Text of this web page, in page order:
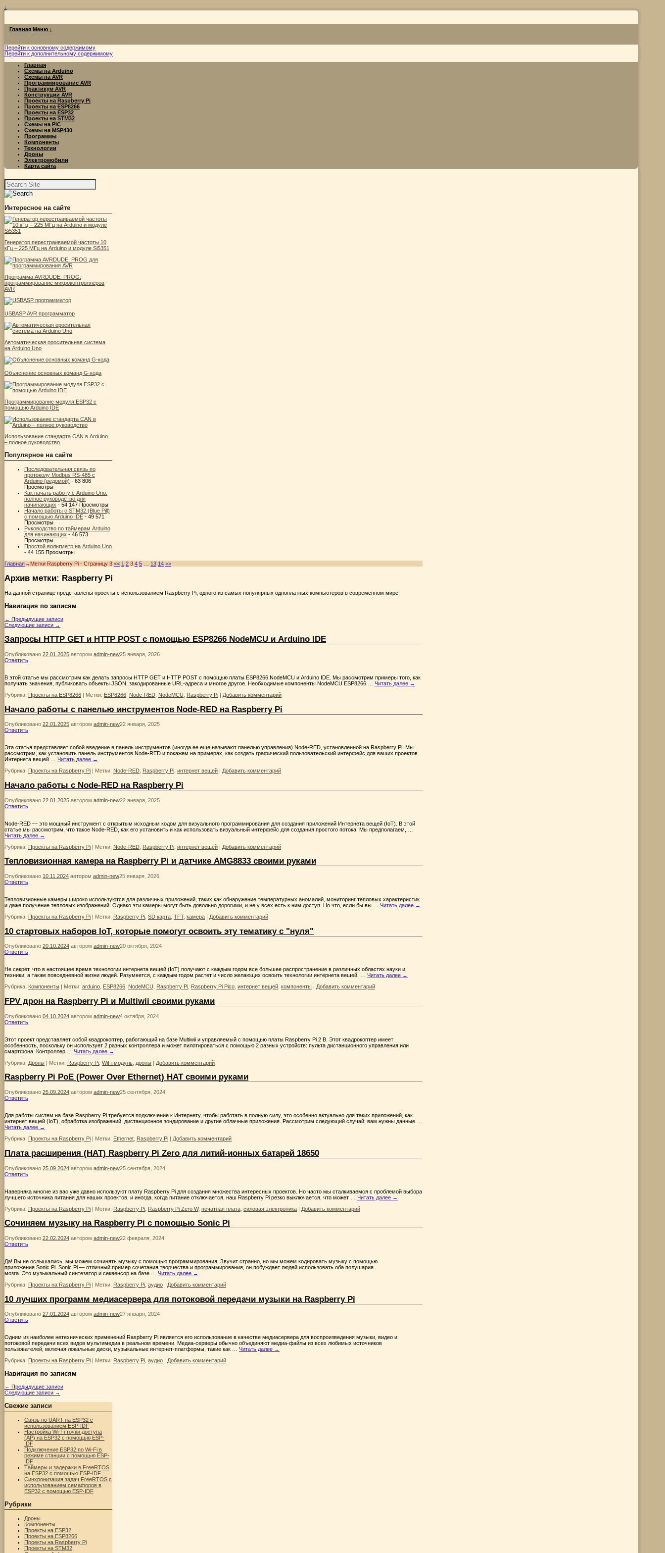
↓
Главная Меню ↓
Перейти к основному содержимому
Перейти к дополнительному содержимому
Главная
Схемы на Arduino
Схемы на AVR
Программирование AVR
Практикум AVR
Конструкции AVR
Проекты на Raspberry Pi
Проекты на ESP8266
Проекты на ESP32
Проекты на STM32
Схемы на PIC
Схемы на MSP430
Программы
Компоненты
Технологии
Дроны
Электромобили
Карта сайта
Найти:
Интересное на сайте
Генератор перестраиваемой частоты 10
кГц – 225 МГц на Arduino и модуле Si5351
Программа AVRDUDE_PROG:
программирование микроконтроллеров
AVR
USBASP AVR программатор
Автоматическая оросительная система
на Arduino Uno
Объяснение основных команд G-кода
Программирование модуля ESP32 с
помощью Arduino IDE
Использование стандарта CAN в Arduino
– полное руководство
Популярное на сайте
Последовательная связь по
протоколу Modbus RS-485 с
Arduino (ведомой) - 63 806
Просмотры
Как начать работу с Arduino Uno:
полное руководство для
начинающих - 54 147 Просмотры
Начало работы с STM32 (Blue Pill)
с помощью Arduino IDE - 49 571
Просмотры
Руководство по таймерам Arduino
для начинающих - 46 573
Просмотры
Простой вольтметр на Arduino Uno
- 44 155 Просмотры
Главная→Метки Raspberry Pi - Страницу 3 << 1 2 3 4 5 … 13 14 >>
Архив метки: Raspberry Pi
На данной странице представлены проекты с использованием Raspberry Pi, одного из самых популярных одноплатных компьютеров в современном мире
Навигация по записям
← Предыдущие записи
Следующие записи →
Запросы HTTP GET и HTTP POST с помощью ESP8266 NodeMCU и Arduino IDE
Опубликовано 22.01.2025 автором admin-new25 января, 2026
Ответить
В этой статье мы рассмотрим как делать запросы HTTP GET и HTTP POST с помощью платы ESP8266 NodeMCU и Arduino IDE. Мы рассмотрим примеры того, как
получать значения, публиковать объекты JSON, закодированные URL-адреса и многое другое. Необходимые компоненты NodeMCU ESP8266 … Читать далее →
Рубрика: Проекты на ESP8266 | Метки: ESP8266 Node-RED NodeMCU Raspberry Pi | Добавить комментарий
Начало работы с панелью инструментов Node-RED на Raspberry Pi
Опубликовано 22.01.2025 автором admin-new22 января, 2025
Ответить
Эта статья представляет собой введение в панель инструментов (иногда ее еще называют панелью управления) Node-RED, установленной на Raspberry Pi. Мы
рассмотрим, как установить панель инструментов Node-RED и покажем на примерах, как создать графический пользовательский интерфейс для ваших проектов
Интернета вещей … Читать далее →
Рубрика: Проекты на Raspberry Pi Метки: Node-RED Raspberry Pi интернет вещей Добавить комментарий
Начало работы с Node-RED на Raspberry Pi
Опубликовано 22.01.2025 автором admin-new22 января, 2025
Ответить
Node-RED — это мощный инструмент с открытым исходным кодом для визуального программирования для создания приложений Интернета вещей (IoT). В этой
статье мы рассмотрим, что такое Node-RED, как его установить и как использовать визуальный интерфейс для создания простого потока. Мы предполагаем, …
Читать далее →
Рубрика: Проекты на Raspberry Pi | Метки: Node-RED Raspberry Pi интернет вещей | Добавить комментарий
Тепловизионная камера на Raspberry Pi и датчике AMG8833 своими руками
Опубликовано 10.11.2024 автором admin-new25 января, 2026
Ответить
Тепловизионные камеры широко используются для различных приложений, таких как обнаружение температурных аномалий, мониторинг тепловых характеристик
и даже получение тепловых изображений. Однако эти камеры могут быть довольно дорогими, и не у всех есть к ним доступ. Но что, если бы вы … Читать далее →
Рубрика: Проекты на Raspberry Pi | Метки: Raspberry Pi SD карта TFT, камера | Добавить комментарий
10 стартовых наборов IoT, которые помогут освоить эту тематику с "нуля"
Опубликовано 20.10.2024 автором admin-new20 октября, 2024
Ответить
Не секрет, что в настоящее время технологии интернета вещей (IoT) получают с каждым годом все большее распространение в различных областях науки и
техники, а также повседневной жизни людей. Разумеется, с каждым годом растет и число желающих освоить технологии интернета вещей. … Читать далее →
Рубрика: Компоненты Метки: arduino, ESP8266, NodeMCU, Raspberry Pi, Raspberry Pi Pico, интернет вещей, компоненты Добавить комментарий
FPV дрон на Raspberry Pi и Multiwii своими руками
Опубликовано 04.10.2024 автором admin-new4 октября, 2024
Ответить
Этот проект представляет собой квадрокоптер, работающий на базе Multiwii и управляемый с помощью платы Raspberry Pi 2 B. Этот квадрокоптер имеет
особенность, поскольку он использует 2 разных контроллера и может пилотироваться с помощью 2 разных устройств: пульта дистанционного управления или
смартфона. Контроллер … Читать далее →
Рубрика: Дроны | Метки: Raspberry Pi WiFi модуль дроны | Добавить комментарий
Raspberry Pi PoE (Power Over Ethernet) HAT своими руками
Опубликовано 25.09.2024 автором admin-new25 сентября, 2024
Ответить
Для работы систем на базе Raspberry Pi требуется подключение к Интернету, чтобы работать в полную силу, это особенно актуально для таких приложений, как
интернет вещей (IoT), обработка изображений, дистанционное зондирование и другие облачные приложения. Рассмотрим следующий случай: вам нужны данные …
Читать далее →
Рубрика: Проекты на Raspberry Pi | Метки: Ethernet Raspberry Pi | Добавить комментарий
Плата расширения (HAT) Raspberry Pi Zero для литий-ионных батарей 18650
Опубликовано 25.09.2024 автором admin-new25 сентября, 2024
Ответить
Наверняка многие из вас уже давно используют плату Raspberry Pi для создания множества интересных проектов. Но часто мы сталкиваемся с проблемой выбора
лучшего источника питания для наших проектов, и иногда, когда питание отключается, наш Raspberry Pi резко выключается, что может … Читать далее →
Рубрика: Проекты на Raspberry Pi | Метки: Raspberry Pi Raspberry Pi Zero W, печатная плата силовая электроника | Добавить комментарий
Сочиняем музыку на Raspberry Pi с помощью Sonic Pi
Опубликовано 22.02.2024 автором admin-new22 февраля, 2024
Ответить
Да! Вы не ослышались, мы можем сочинять музыку с помощью программирования. Звучит странно, но мы можем кодировать музыку с помощью
приложения Sonic Pi. Sonic Pi — отличный пример сочетания творчества и программирования, он побуждает людей использовать оба полушария
мозга. Это музыкальный синтезатор и секвенсор на базе … Читать далее →
Рубрика: Проекты на Raspberry Pi | Метки: Raspberry Pi аудио | Добавить комментарий
10 лучших программ медиасервера для потоковой передачи музыки на Raspberry Pi
Опубликовано 27.01.2024 автором admin-new27 января, 2024
Ответить
Одним из наиболее нетехнических применений Raspberry Pi является его использование в качестве медиасервера для воспроизведения музыки, видео и
потоковой передачи всех видов мультимедиа в реальном времени. Медиа-серверы обычно объединяют медиа-файлы из всех любимых источников
пользователей, включая локальные диски, музыкальные интернет-платформы, такие как … Читать далее →
Рубрика: Проекты на Raspberry Pi Метки: Raspberry Pi аудио Добавить комментарий
Навигация по записям
← Предыдущие записи
Следующие записи →
Свежие записи
Связь по UART на ESP32 с
использованием ESP-IDF
Настройка Wi-Fi точки доступа
(AP) на ESP32 с помощью ESP-
IDF
Подключение ESP32 по Wi-Fi в
режиме станции с помощью ESP-
IDF
Таймеры и задержки в FreeRTOS
на ESP32 с помощью ESP-IDF
Синхронизация задач FreeRTOS с
использованием семафоров в
ESP32 с помощью ESP-IDF
Рубрики
Дроны
Компоненты
Проекты на ESP32
Проекты на ESP8266
Проекты на Raspberry Pi
Проекты на STM32